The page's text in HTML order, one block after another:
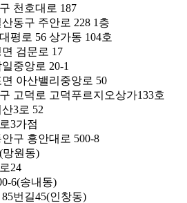
천호대로 187
동구 주안로 228 1층
평로 56 상가동 104호
검문로 17
중앙로 20-1
아산밸리중앙로 50
고덕로 고덕푸르지오상가133호
3로 52
3가점
구 흥안대로 500-8
망원동)
24
6(송내동)
번길45(인창동)